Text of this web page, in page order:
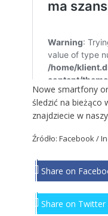
Nowe smartfony
śledzić na bieżąco
znajdziecie w
Źródło: Facebook /
Share on
Share on Twitter